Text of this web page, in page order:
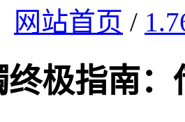
网站首页 /
极指南